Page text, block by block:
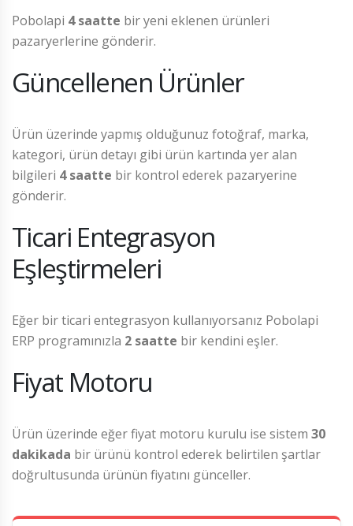
Pobolapi 4 saatte bir yeni eklenen ürünleri
pazaryerlerine gönderir.
Güncellenen Ürünler
Ürün üzerinde yapmış olduğunuz fotoğraf, marka,
kategori, ürün detayı gibi ürün kartında yer alan
bilgileri 4 saatte bir kontrol ederek pazaryerine
gönderir.
Ticari Entegrasyon
Eşleştirmeleri
Eğer bir ticari entegrasyon kullanıyorsanız Pobolapi
ERP programınızla 2 saatte bir kendini eşler.
Fiyat Motoru
Ürün üzerinde eğer fiyat motoru kurulu ise sistem 30
dakikada bir ürünü kontrol ederek belirtilen şartlar
doğrultusunda ürünün fiyatını günceller.